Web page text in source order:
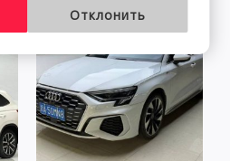
Отклонить